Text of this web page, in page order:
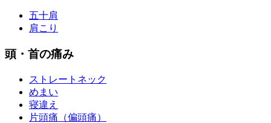
五十肩
肩こり
頭・首の痛み
ストレートネック
めまい
寝違え
片頭痛（偏頭痛）